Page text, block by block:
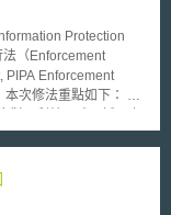
Protection
（Enforcement
PIPA Enforcement
化決策，個資主體
，個資主體可拒絕自